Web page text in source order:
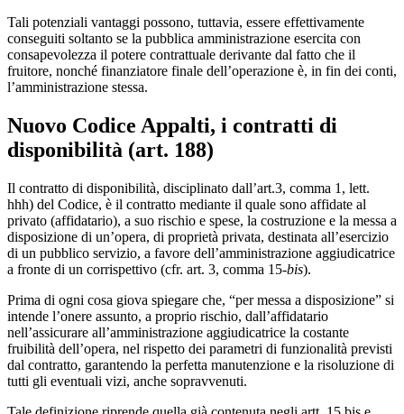
Tali potenziali vantaggi possono, tuttavia, essere effettivamente
conseguiti soltanto se la pubblica amministrazione esercita con
consapevolezza il potere contrattuale derivante dal fatto che il
fruitore, nonché finanziatore finale dell’operazione è, in fin dei conti,
l’amministrazione stessa.
Nuovo Codice Appalti, i contratti di
disponibilità (art. 188)
Il contratto di disponibilità, disciplinato dall’art.3, comma 1, lett.
hhh) del Codice, è il contratto mediante il quale sono affidate al
privato (affidatario), a suo rischio e spese, la costruzione e la messa a
disposizione di un’opera, di proprietà privata, destinata all’esercizio
di un pubblico servizio, a favore dell’amministrazione aggiudicatrice
a fronte di un corrispettivo (cfr. art. 3, comma 15-bis).
Prima di ogni cosa giova spiegare che, “per messa a disposizione” si
intende l’onere assunto, a proprio rischio, dall’affidatario
nell’assicurare all’amministrazione aggiudicatrice la costante
fruibilità dell’opera, nel rispetto dei parametri di funzionalità previsti
dal contratto, garantendo la perfetta manutenzione e la risoluzione di
tutti gli eventuali vizi, anche sopravvenuti.